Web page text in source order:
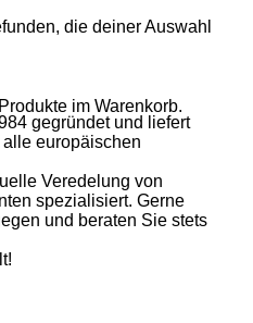
im Warenkorb.
die deiner Auswahl
gegründet und liefert
europäischen
Veredelung von
spezialisiert. Gerne
und beraten Sie stets